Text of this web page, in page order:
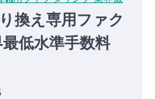
換え専用ファク
低水準手数料